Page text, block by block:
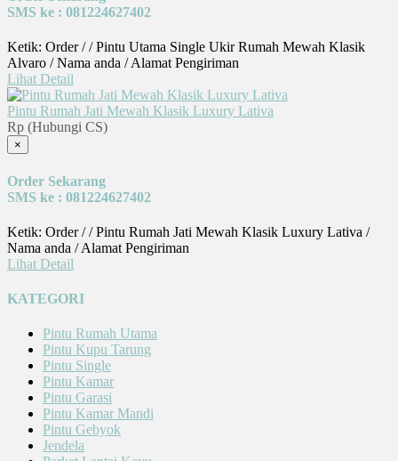
SMS ke : 081224627402
Ketik: Order / / Pintu Utama Single Ukir Rumah Mewah Klasik
Alvaro / Nama anda / Alamat Pengiriman
Lihat Detail
Pintu Rumah Jati Mewah Klasik Luxury Lativa
Rp (Hubungi CS)
×
Order Sekarang
SMS ke : 081224627402
Ketik: Order / / Pintu Rumah Jati Mewah Klasik Luxury Lativa /
Nama anda / Alamat Pengiriman
Lihat Detail
KATEGORI
Pintu Rumah Utama
Pintu Kupu Tarung
Pintu Single
Pintu Kamar
Pintu Garasi
Pintu Kamar Mandi
Pintu Gebyok
Jendela